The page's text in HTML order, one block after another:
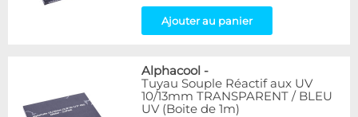
Ajouter au panier
Alphacool -
Tuyau Souple Réactif aux UV
10/13mm TRANSPARENT / BLEU
UV (Boite de 1m)